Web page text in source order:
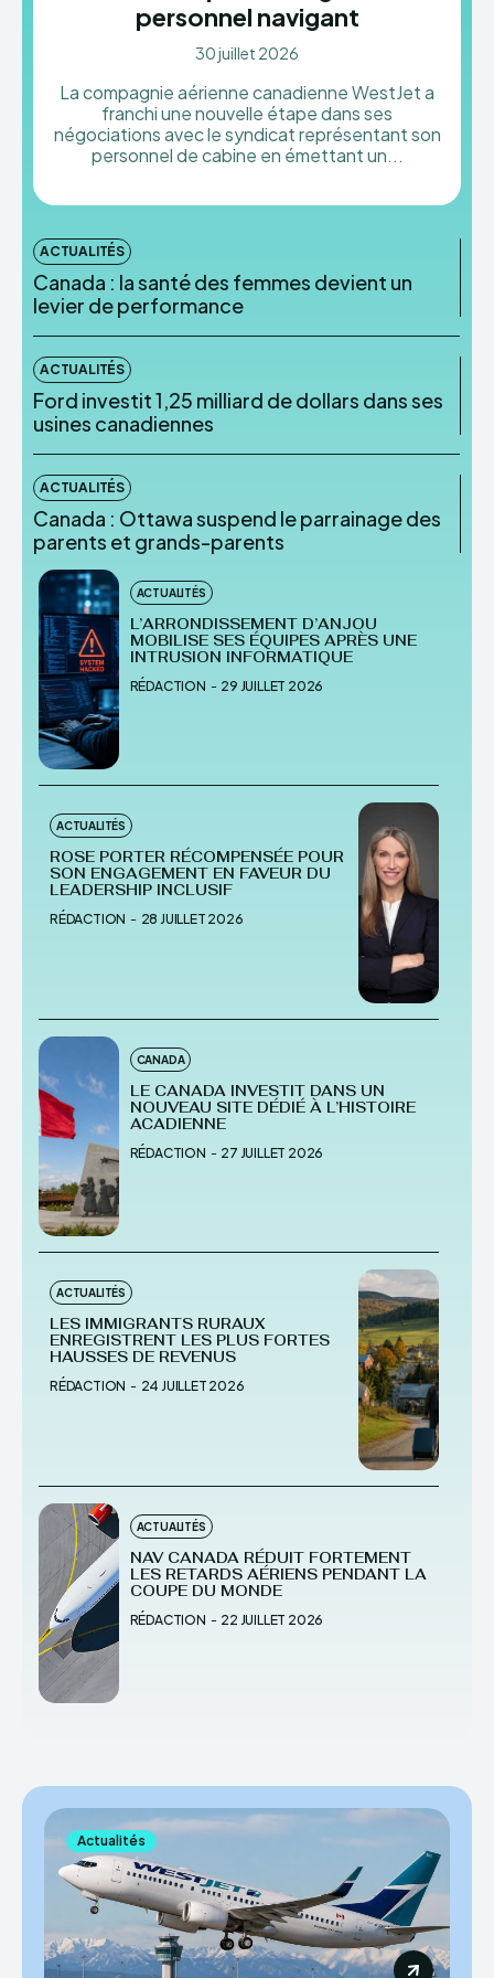
personnel navigant
30 juillet 2026
La compagnie aérienne canadienne WestJet a
franchi une nouvelle étape dans ses
négociations avec le syndicat représentant son
personnel de cabine en émettant un...
ACTUALITÉS
Canada : la santé des femmes devient un
levier de performance
ACTUALITÉS
Ford investit 1,25 milliard de dollars dans ses
usines canadiennes
ACTUALITÉS
Canada : Ottawa suspend le parrainage des
parents et grands-parents
ACTUALITÉS
L’ARRONDISSEMENT D’ANJOU
MOBILISE SES ÉQUIPES APRÈS UNE
INTRUSION INFORMATIQUE
RÉDACTION - 29 JUILLET 2026
ACTUALITÉS
ROSE PORTER RÉCOMPENSÉE POUR
SON ENGAGEMENT EN FAVEUR DU
LEADERSHIP INCLUSIF
RÉDACTION - 28 JUILLET 2026
CANADA
LE CANADA INVESTIT DANS UN
NOUVEAU SITE DÉDIÉ À L’HISTOIRE
ACADIENNE
RÉDACTION - 27 JUILLET 2026
ACTUALITÉS
LES IMMIGRANTS RURAUX
ENREGISTRENT LES PLUS FORTES
HAUSSES DE REVENUS
RÉDACTION - 24 JUILLET 2026
ACTUALITÉS
NAV CANADA RÉDUIT FORTEMENT
LES RETARDS AÉRIENS PENDANT LA
COUPE DU MONDE
RÉDACTION - 22 JUILLET 2026
Actualités